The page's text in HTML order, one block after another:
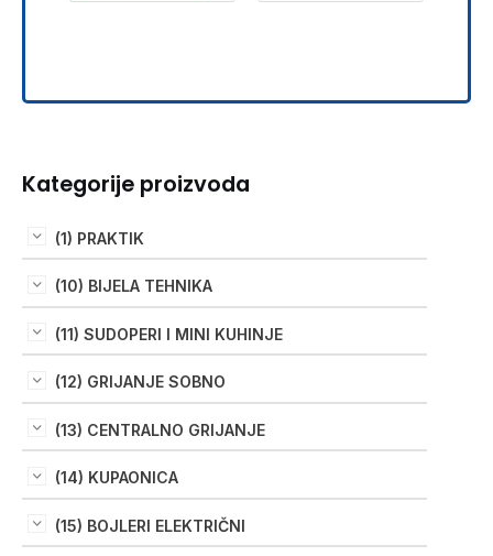
Kategorije proizvoda
(1) PRAKTIK
(10) BIJELA TEHNIKA
(11) SUDOPERI I MINI KUHINJE
(12) GRIJANJE SOBNO
(13) CENTRALNO GRIJANJE
(14) KUPAONICA
(15) BOJLERI ELEKTRIČNI